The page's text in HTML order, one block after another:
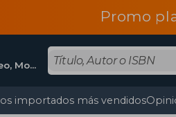
Promo
Montevideo, Montevideo
importados más vendidos